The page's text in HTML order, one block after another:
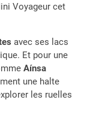
Voyageur cet
avec ses lacs
Et pour une
Aínsa
une halte
les ruelles